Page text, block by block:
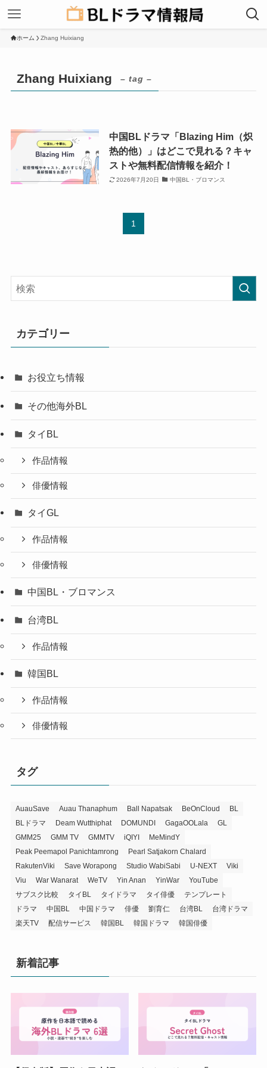
ホーム Zhang Huixiang
Zhang Huixiang – tag –
中国BLドラマ「Blazing Him（炽
热的他）」はどこで見れる？キャ
ストや無料配信情報を紹介！
2026年7月20日 中国BL・ブロマンス
1
カテゴリー
お役立ち情報
その他海外BL
タイBL
作品情報
俳優情報
タイGL
作品情報
俳優情報
中国BL・ブロマンス
台湾BL
作品情報
韓国BL
作品情報
俳優情報
タグ
AuauSave Auau Thanaphum Ball Napatsak BeOnCloud
BL
BLドラマ
Deam Wutthiphat DOMUNDI GagaOOLala
GL
GMM25
GMM TV GMMTV iQIYI
MeMindY
Peak Peemapol Panichtamrong
Pearl Satjakorn Chalard
RakutenViki
Save Worapong Studio WabiSabi U-NEXT
Viki
Viu
War Wanarat WeTV Yin Anan YinWar
YouTube
サブスク比較
タイBL タイドラマ タイ俳優
テンプレート
ドラマ
中国BL 中国ドラマ 俳優 劉育仁 台湾BL
台湾ドラマ
楽天TV
配信サービス 韓国BL 韓国ドラマ 韓国俳優
新着記事